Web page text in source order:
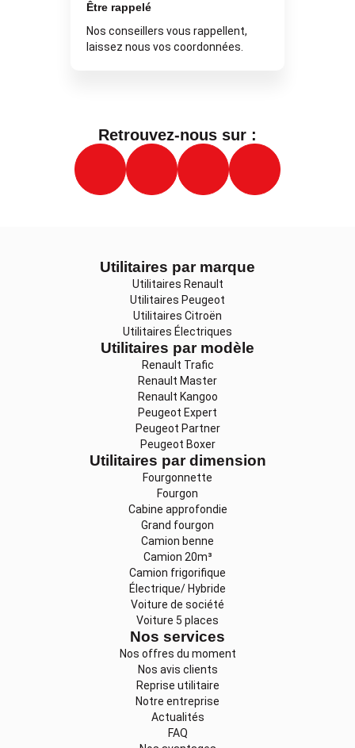
Être rappelé
Nos conseillers vous rappellent,
laissez nous vos coordonnées.
Retrouvez-nous sur :
Utilitaires par marque
Utilitaires Renault
Utilitaires Peugeot
Utilitaires Citroën
Utilitaires Électriques
Utilitaires par modèle
Renault Trafic
Renault Master
Renault Kangoo
Peugeot Expert
Peugeot Partner
Peugeot Boxer
Utilitaires par dimension
Fourgonnette
Fourgon
Cabine approfondie
Grand fourgon
Camion benne
Camion 20m³
Camion frigorifique
Électrique/ Hybride
Voiture de société
Voiture 5 places
Nos services
Nos offres du moment
Nos avis clients
Reprise utilitaire
Notre entreprise
Actualités
FAQ